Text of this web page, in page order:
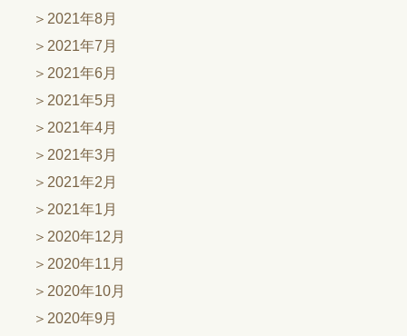
2021年8月
2021年7月
2021年6月
2021年5月
2021年4月
2021年3月
2021年2月
2021年1月
2020年12月
2020年11月
2020年10月
2020年9月